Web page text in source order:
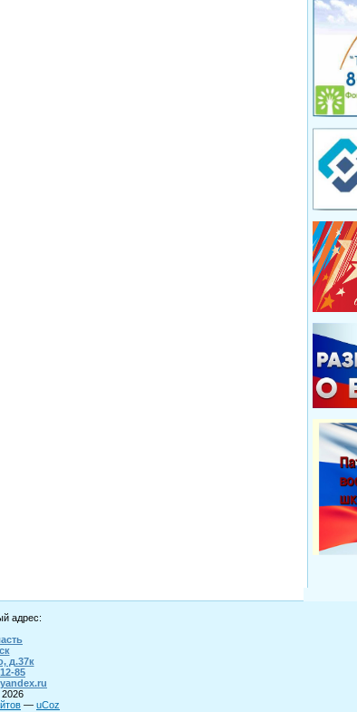
адрес:
д.37к
2-85
— uCoz